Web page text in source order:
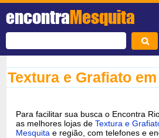
encontraMesquita
Textura e Grafiato
Para facilitar sua busca o Encontra
as melhores lojas deTextura e
Mesquita e região, com telefones e